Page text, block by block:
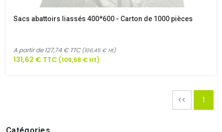
Sacs abattoirs liassés 400*600 - Carton de 1000 pièces
A partir de 127,74 € TTC (106,45 € Ht)
131,62 € TTC (109,68 € Ht)
<< 1